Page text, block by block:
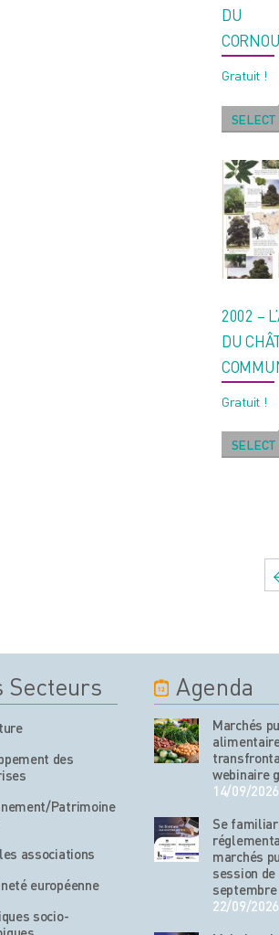
DU
Gratuit !
2002 –
DU
Gratuit !
Secteurs
des
Patrimoine
associations
européenne
socio-
Agenda
Marchés
webinaire
14/09/2026
Se
marchés
session de
septembre
22/09/2026